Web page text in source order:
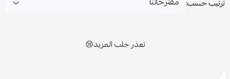
ترتيب حسب:
تعذر جلب المزيد😢